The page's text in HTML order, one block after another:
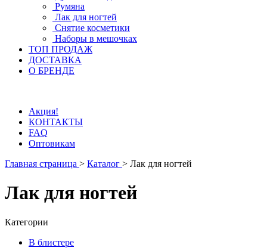
Румяна
Лак для ногтей
Снятие косметики
Наборы в мешочках
ТОП ПРОДАЖ
ДОСТАВКА
О БРЕНДЕ
Акция!
КОНТАКТЫ
FAQ
Оптовикам
Главная страница > Каталог > Лак для ногтей
Лак для ногтей
Категории
В блистере